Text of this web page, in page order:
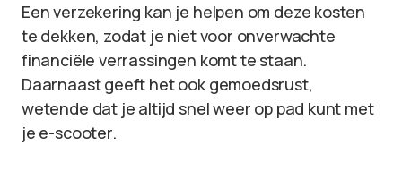
Een verzekering kan je helpen om deze kosten
te dekken, zodat je niet voor onverwachte
financiële verrassingen komt te staan.
Daarnaast geeft het ook gemoedsrust,
wetende dat je altijd snel weer op pad kunt met
je e-scooter.